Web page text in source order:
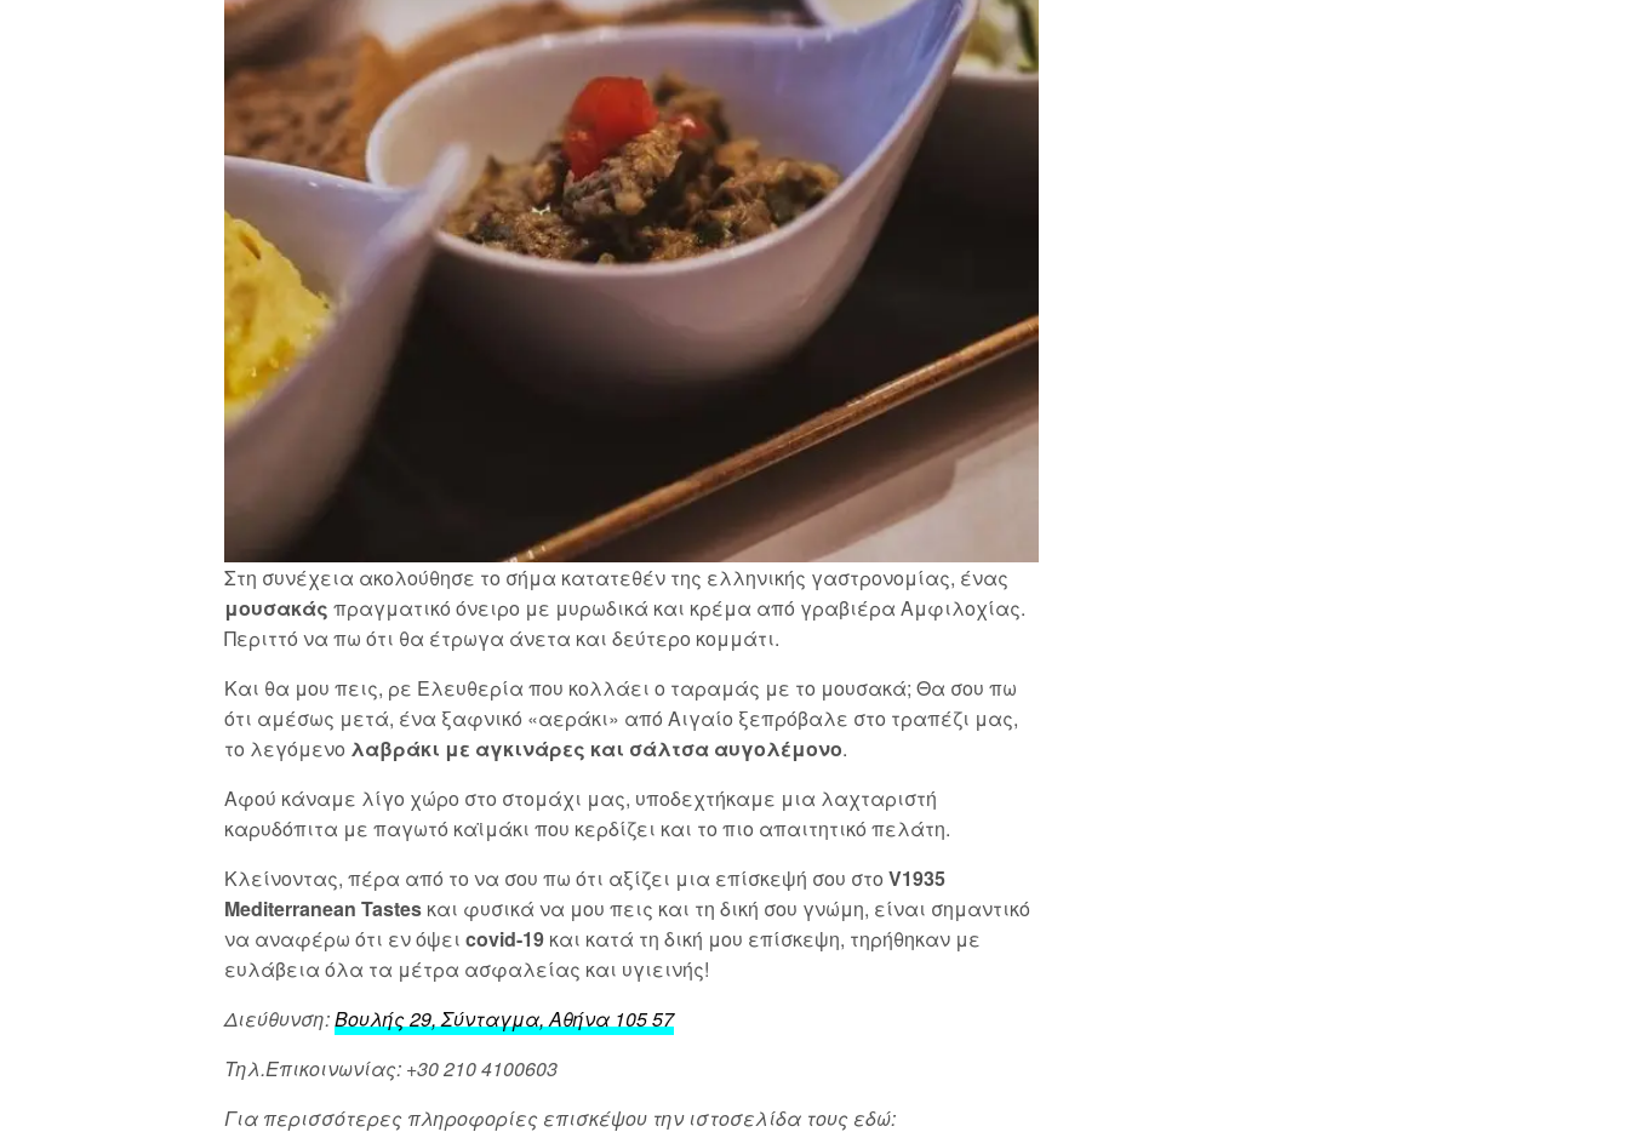
Στη συνέχεια ακολούθησε το σήμα κατατεθέν της ελληνικής γαστρονομίας, ένας
μουσακάς πραγματικό όνειρο με μυρωδικά και κρέμα από γραβιέρα Αμφιλοχίας.
Περιττό να πω ότι θα έτρωγα άνετα και δεύτερο κομμάτι.
Και θα μου πεις, ρε Ελευθερία που κολλάει ο ταραμάς με το μουσακά; Θα σου πω
ότι αμέσως μετά, ένα ξαφνικό «αεράκι» από Αιγαίο ξεπρόβαλε στο τραπέζι μας,
το λεγόμενο λαβράκι με αγκινάρες και σάλτσα αυγολέμονο.
Αφού κάναμε λίγο χώρο στο στομάχι μας, υποδεχτήκαμε μια λαχταριστή
καρυδόπιτα με παγωτό καϊμάκι που κερδίζει και το πιο απαιτητικό πελάτη.
Κλείνοντας, πέρα από το να σου πω ότι αξίζει μια επίσκεψή σου στοV1935
Mediterranean Tastes και φυσικά να μου πεις και τη δική σου γνώμη, είναι σημαντικό
να αναφέρω ότι εν όψειcovid-19 και κατά τη δική μου επίσκεψη, τηρήθηκαν με
ευλάβεια όλα τα μέτρα ασφαλείας και υγιεινής!
Διεύθυνση:Βουλής 29, Σύνταγμα, Αθήνα 105 57
Τηλ.Επικοινωνίας: +30 210 4100603
Για περισσότερες πληροφορίες επισκέψου την ιστοσελίδα τους εδώ: